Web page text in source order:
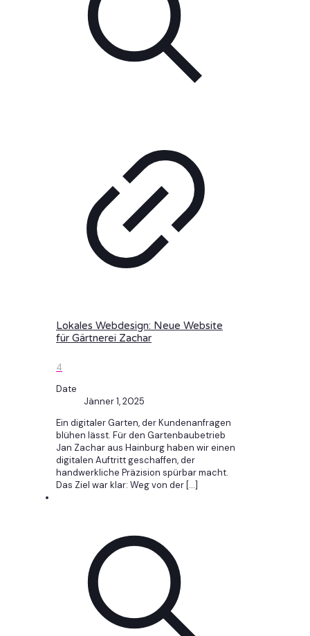
Lokales Webdesign: Neue Website
für Gärtnerei Zachar
4
Date
Jänner 1, 2025
Ein digitaler Garten, der Kundenanfragen
blühen lässt. Für den Gartenbaubetrieb
Jan Zachar aus Hainburg haben wir einen
digitalen Auftritt geschaffen, der
handwerkliche Präzision spürbar macht.
Das Ziel war klar: Weg von der […]